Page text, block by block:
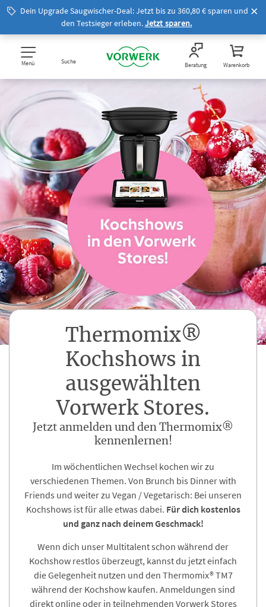
Dein Upgrade Saugwischer-Deal: Jetzt bis zu 360,80 € sparen und
den Testsieger erleben.Jetzt sparen.
Menü Suche Beratung Warenkorb
Thermomix®
Kochshows in
ausgewählten
Vorwerk Stores.
Jetzt anmelden und den Thermomix®
kennenlernen!
Im wöchentlichen Wechsel kochen wir zu
verschiedenen Themen. Von Brunch bis Dinner with
Friends und weiter zu Vegan / Vegetarisch: Bei unseren
Kochshows ist für alle etwas dabei. Für dich kostenlos
und ganz nach deinem Geschmack!
Wenn dich unser Multitalent schon während der
Kochshow restlos überzeugt, kannst du jetzt einfach
die Gelegenheit nutzen und den Thermomix® TM7
während der Kochshow kaufen. Anmeldungen sind
direkt online oder in teilnehmenden Vorwerk Stores